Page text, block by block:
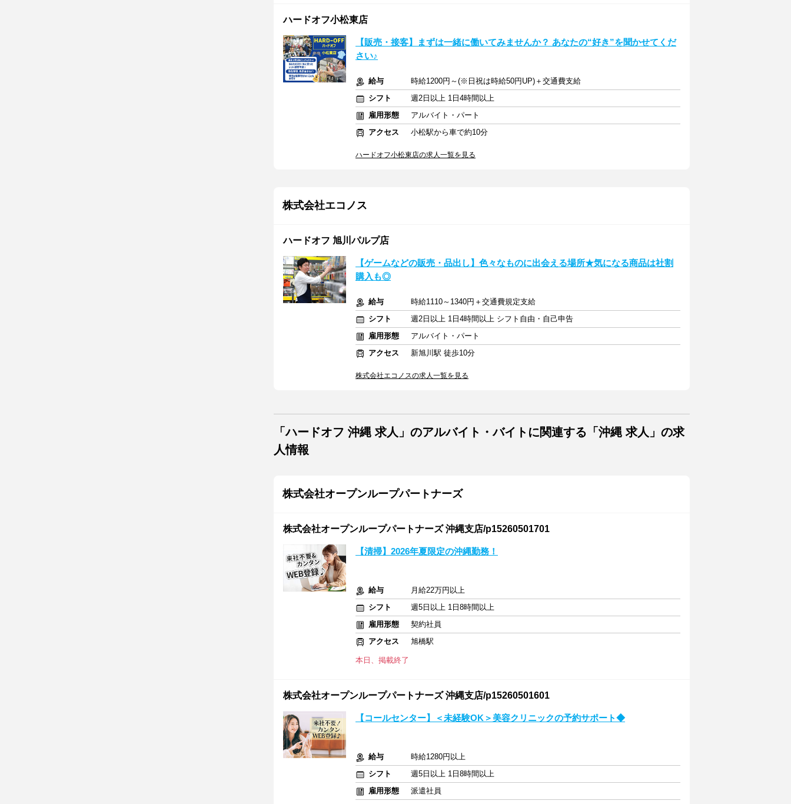
ハードオフ小松東店
【販売・接客】まずは一緒に働いてみませんか？ あなたの“好き”を聞かせてくだ
さい♪
給与
時給1200円～(※日祝は時給50円UP)＋交通費支給
シフト
週2日以上 1日4時間以上
雇用形態
アルバイト・パート
アクセス
小松駅から車で約10分
ハードオフ小松東店の求人一覧を見る
株式会社エコノス
ハードオフ 旭川パルプ店
【ゲームなどの販売・品出し】色々なものに出会える場所★気になる商品は社割
購入も◎
給与
時給1110～1340円＋交通費規定支給
シフト
週2日以上 1日4時間以上 シフト自由・自己申告
雇用形態
アルバイト・パート
アクセス
新旭川駅 徒歩10分
株式会社エコノスの求人一覧を見る
「ハードオフ 沖縄 求人」のアルバイト・バイトに関連する「沖縄 求人」の求
人情報
株式会社オープンループパートナーズ
株式会社オープンループパートナーズ 沖縄支店/p15260501701
【清掃】2026年夏限定の沖縄勤務！
給与
月給22万円以上
シフト
週5日以上 1日8時間以上
雇用形態
契約社員
アクセス
旭橋駅
本日、掲載終了
株式会社オープンループパートナーズ 沖縄支店/p15260501601
【コールセンター】＜未経験OK＞美容クリニックの予約サポート◆
給与
時給1280円以上
シフト
週5日以上 1日8時間以上
雇用形態
派遣社員